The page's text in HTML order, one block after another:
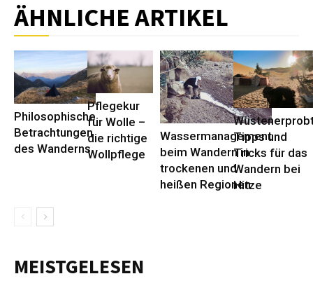
ÄHNLICHE ARTIKEL
Philosophische
Betrachtungen
des Wanderns
Pflegekur
für Wolle –
die richtige
Wollpflege
Wassermanagement
beim Wandern in
trockenen und
heißen Regionen
Tipps und
Tricks für das
Wandern bei
Hitze
MEISTGELESEN